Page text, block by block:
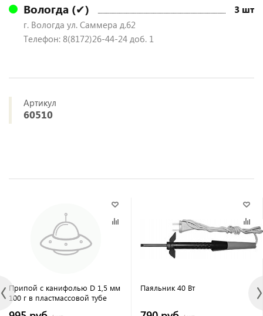
Вологда (✔) 3 шт
г. Вологда ул. Саммера д.62
Телефон: 8(8172)26-44-24 доб. 1
Артикул
60510
Припой с канифолью D 1,5 мм
100 г в пластмассовой тубе
Паяльник 40 Вт